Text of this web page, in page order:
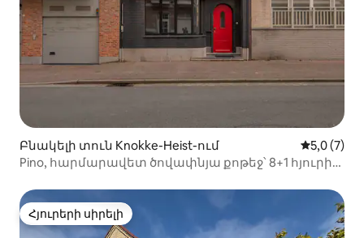
Բնակելի տուն Knokke-Heist-ում Միջին
5,0 (7)
Pino, հարմարավետ ծովափնյա քոթեջ՝ 8+1 հյուրի
Հյուրերի սիրելի
Հյուրերի սիրելի